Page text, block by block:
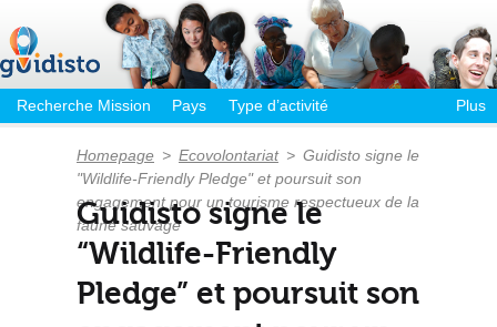
Recherche Mission Pays Type d’activité Plus
Homepage > Ecovolontariat > Guidisto signe le
"Wildlife-Friendly Pledge" et poursuit son
engagement pour un tourisme respectueux de la
faune sauvage
Guidisto signe le
“Wildlife-Friendly
Pledge” et poursuit son